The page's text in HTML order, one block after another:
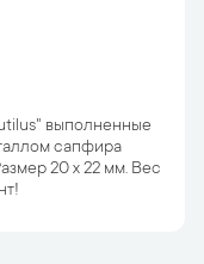
выполненные
сапфира
20 х 22 мм. Вес